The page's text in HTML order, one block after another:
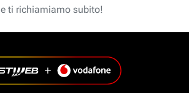
e ti richiamiamo subito!